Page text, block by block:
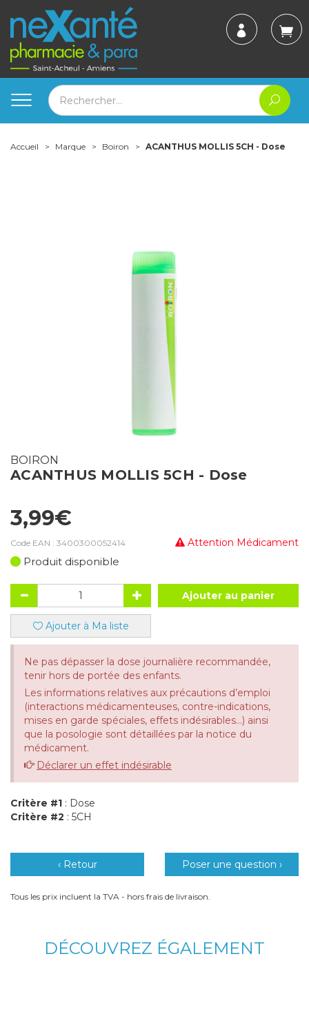
Accueil Marque Boiron ACANTHUS MOLLIS 5CH - Dose
BOIRON
ACANTHUS MOLLIS 5CH - Dose
3,99€
Attention Médicament
Code EAN : 3400300052414
Produit disponible
Ajouter au panier
Ajouter à Ma liste
Ne pas dépasser la dose journalière recommandée,
tenir hors de portée des enfants.
Les informations relatives aux précautions d’emploi
(interactions médicamenteuses, contre-indications,
mises en garde spéciales, effets indésirables...) ainsi
que la posologie sont détaillées par la notice du
médicament.
Déclarer un effet indésirable
Critère #1 : Dose
Critère #2 : 5CH
‹ Retour Poser une question ›
Tous les prix incluent la TVA - hors frais de livraison.
DÉCOUVREZ ÉGALEMENT